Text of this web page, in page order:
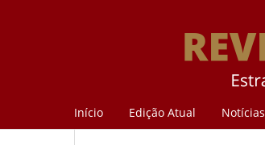
Início Edição Atual Notícias